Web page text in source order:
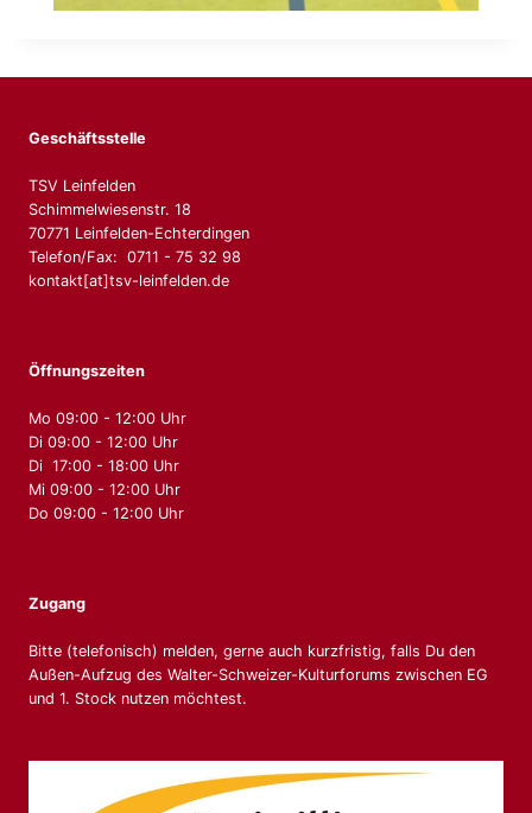
Geschäftsstelle
TSV Leinfelden
Schimmelwiesenstr. 18
70771 Leinfelden-Echterdingen
Telefon/Fax: 0711 - 75 32 98
kontakt[at]tsv-leinfelden.de
Öffnungszeiten
Mo 09:00 - 12:00 Uhr
Di 09:00 - 12:00 Uhr
Di 17:00 - 18:00 Uhr
Mi 09:00 - 12:00 Uhr
Do 09:00 - 12:00 Uhr
Zugang
Bitte (telefonisch) melden, gerne auch kurzfristig, falls Du den
Außen-Aufzug des Walter-Schweizer-Kulturforums zwischen EG
und 1. Stock nutzen möchtest.